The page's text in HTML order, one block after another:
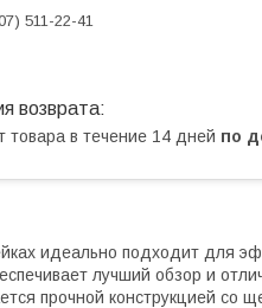
511-22-41
товара в течение 14 дней по
идеально подходит для
лучший обзор и
прочной конструкцией со